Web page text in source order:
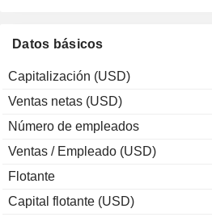
Datos básicos
Capitalización (USD)
Ventas netas (USD)
Número de empleados
Ventas / Empleado (USD)
Flotante
Capital flotante (USD)
2000
1998
+49,63 %